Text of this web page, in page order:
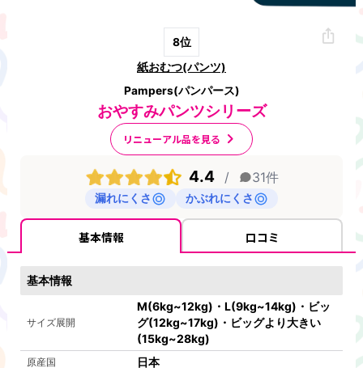
8位
紙おむつ(パンツ)
Pampers(パンパース)
おやすみパンツシリーズ
リニューアル品を見る
4.4 / 31件
漏れにくさ かぶれにくさ
基本情報 口コミ
基本情報
サイズ展開
M(6kg~12kg)・L(9kg~14kg)・ビッ
グ(12kg~17kg)・ビッグより大きい
(15kg~28kg)
原産国 日本